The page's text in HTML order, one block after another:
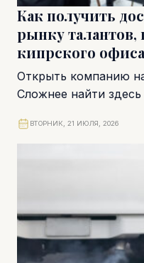
Как получить
рынку талантов,
кипрского офиса
Открыть компанию
Сложнее найти
международных
ВТОРНИК, 21 ИЮЛЯ, 2026